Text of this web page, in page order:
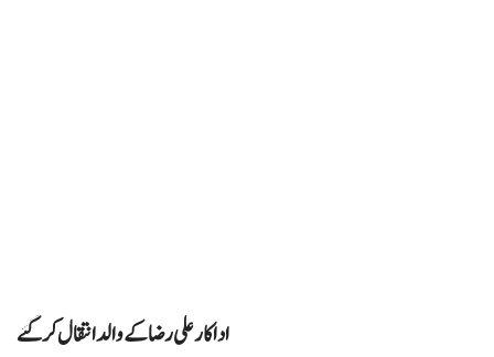
اداکار علی رضا کے والد انتقال کرگئے